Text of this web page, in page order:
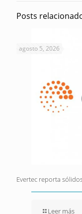
Posts
agosto 5, 2026
Evertec reporta
Leer más